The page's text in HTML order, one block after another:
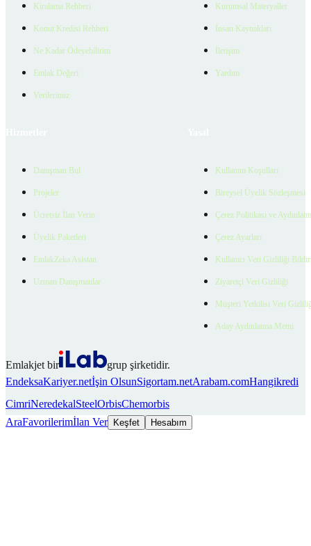
Kiralama Rehberi
Konut Kredisi Rehberi
Ne Kadar Ödeyebilirim
Emlak Değeri
Verilerimiz
Kurumsal Materyaller
İnsan Kaynakları
İletişim
Yardım
Danışman Bul
Projeler
Ücretsiz İlan Verin
Üyelik Paketleri
EmlakZeka Asistan
Uzman Danışmanlar
Kullanım Koşulları
Bireysel Üyelik Sözleşmesi
Çerez Politikası ve
Çerez Ayarları
Kullanıcı Veri Gizliliği
Ziyaretçi Veri Gizliliği
Müşteri Yetkilisi Veri
Aday Aydınlatma Metni
Emlakjet bir
grup şirketidir.
EndeksaKariyer.netİşin OlsunSigortam.netArabam.comHangikredi
CimriNeredekalSteelOrbisChemorbis
AraFavorilerimİlan Ver Keşfet Hesabım